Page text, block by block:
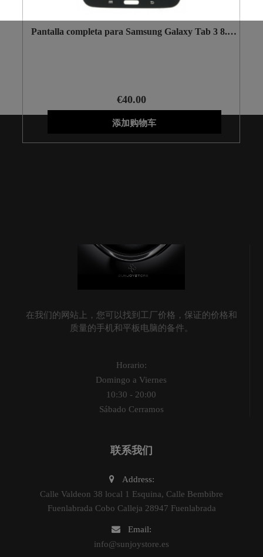
Pantalla completa para Samsung Galaxy Tab 3 8.0
€40.00
添加购物车
在我们的网站上，您可以找到工厂价格，保证的价格和
质量的手机和平板电脑的备件。
Horario:
Domingo a Viernes
10:30 - 20:00
Sábado Cerramos
联系我们
Address:
Calle Valdeon 38 local 1 Esquina, Calle Bembibre
Fuenlabrada Cobo Calleja 28947 Fuenlabrada
Email:
info@sunjoystore.es